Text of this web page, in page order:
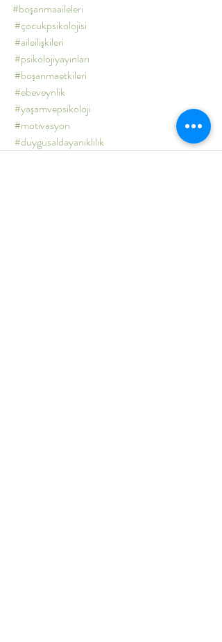
#boşanmaaileleri
#çocukpsikolojisi
#aileilişkileri
#psikolojiyayınları
#boşanmaetkileri
#ebeveynlik
#yaşamvepsikoloji
#motivasyon
#duygusaldayanıklılık